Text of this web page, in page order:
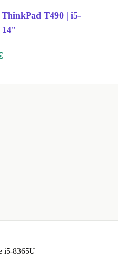
T490 | i5-
14"
i5-8365U